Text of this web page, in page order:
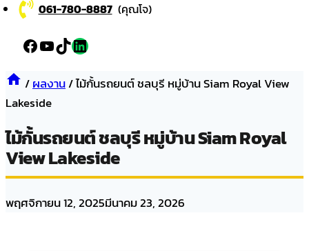
061-780-8887 (คุณโจ)
Facebook
YouTube
TikTok
LinkedIn
/ผลงาน/ไม้กั้นรถยนต์ ชลบุรี หมู่บ้าน Siam Royal View
Lakeside
ไม้กั้นรถยนต์ ชลบุรี หมู่บ้าน Siam Royal
View Lakeside
พฤศจิกายน 12, 2025มีนาคม 23, 2026